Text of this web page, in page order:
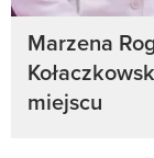
Marzena
miejscu